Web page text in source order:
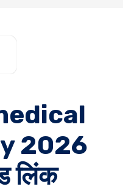
2026
लिंक